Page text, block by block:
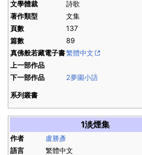
文學體裁
詩歌
著作類型
文集
頁數
137
篇數
89
真佛般若藏電子書繁體中文
上一部作品
下一部作品
2夢園小語
系列叢書
1淡煙集
作者
盧勝彥
語言
繁體中文